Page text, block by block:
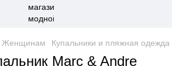
Женщинам Купальники и пляжная одежда
Marc & Andre